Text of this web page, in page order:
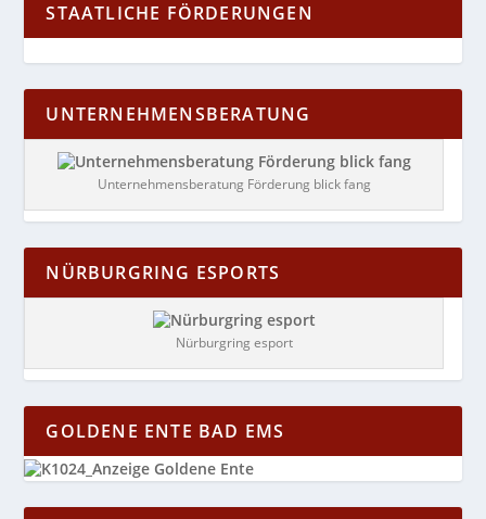
STAATLICHE FÖRDERUNGEN
UNTERNEHMENSBERATUNG
Unternehmensberatung Förderung blick fang
NÜRBURGRING ESPORTS
Nürburgring esport
GOLDENE ENTE BAD EMS